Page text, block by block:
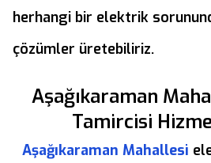
herhangi bir elektrik
çözümler üretebiliriz.
Aşağıkaraman
Tamircisi
Aşağıkaraman Mahallesi